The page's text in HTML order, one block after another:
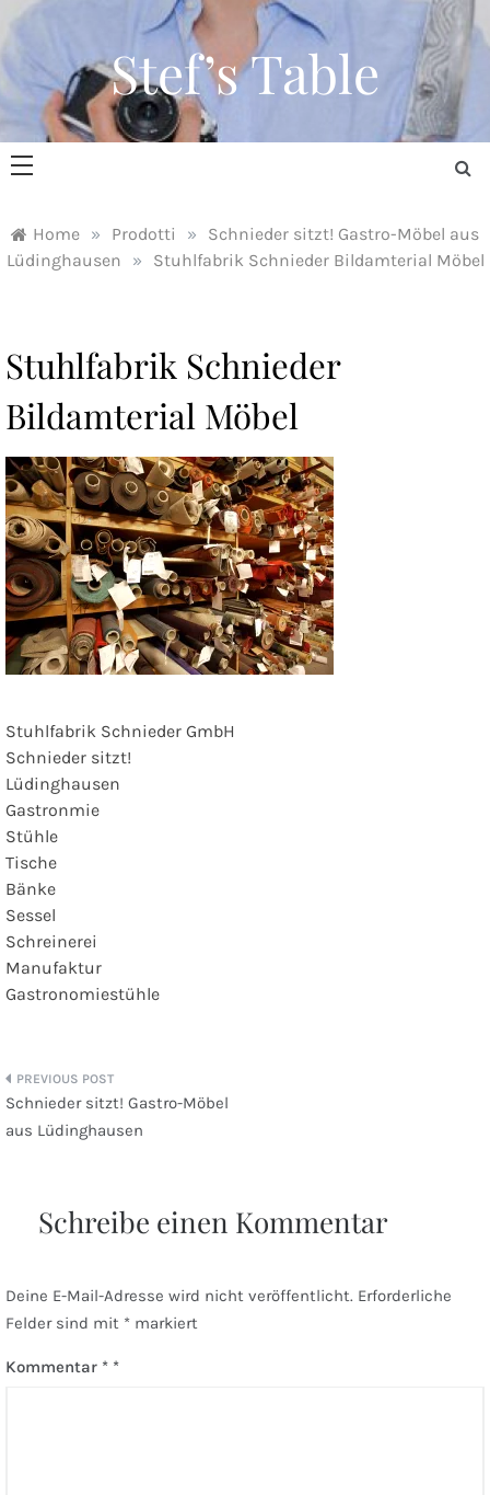
Skip
content
Stef’s Table
Home » Prodotti »
Schnieder sitzt! Gastro-Möbel aus
Lüdinghausen
» Stuhlfabrik Schnieder Bildamterial Möbel
Stuhlfabrik Schnieder
Bildamterial Möbel
Stuhlfabrik Schnieder GmbH
Schnieder sitzt!
Lüdinghausen
Gastronmie
Stühle
Tische
Bänke
Sessel
Schreinerei
Manufaktur
Gastronomiestühle
Beitragsnavigation
Schnieder sitzt! Gastro-Möbel
aus Lüdinghausen
Schreibe einen Kommentar
Deine E-Mail-Adresse wird nicht veröffentlicht. Erforderliche
Felder sind mit * markiert
Kommentar *